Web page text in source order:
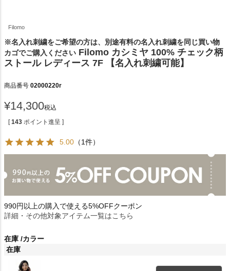
Filomo
※名入れ刺繍をご希望の方は、別途有料の名入れ刺繍を同じ買い物
カゴでご購入ください Filomo カシミヤ 100% チェック柄
ストール レディース 7F 【名入れ刺繍可能】
商品番号 02000220r
¥14,300税込
[ 143 ポイント進呈 ]
5.00 （1件）
990円以上の購入で使える5%OFFクーポン
詳細・その他対象アイテム一覧はこちら
在庫 カラー
在庫